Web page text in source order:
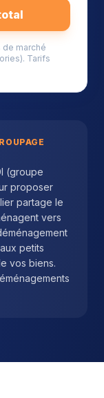
marché
Tarifs
(groupe
proposer
partage le
vers
petits
vos biens.